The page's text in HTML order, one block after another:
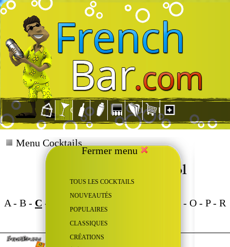
Fermer menu
TOUS LES COCKTAILS
NOUVEAUTÉS
POPULAIRES
CLASSIQUES
CRÉATIONS
Menu Cocktails
A - B - C - - O - P- R
-S-T
Café Frappé